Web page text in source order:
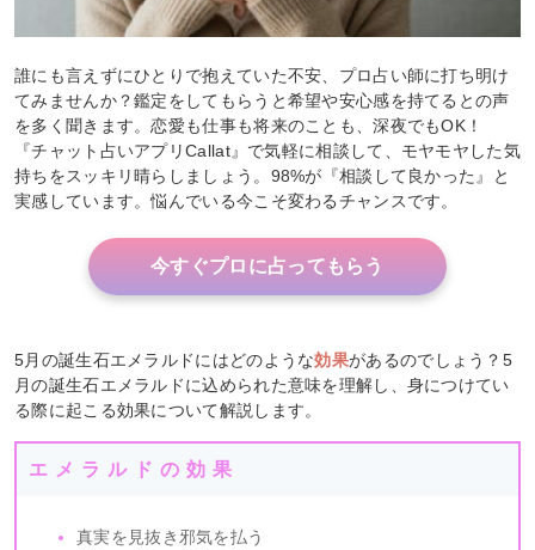
誰にも言えずにひとりで抱えていた不安、プロ占い師に打ち明け
てみませんか？鑑定をしてもらうと希望や安心感を持てるとの声
を多く聞きます。恋愛も仕事も将来のことも、深夜でもOK！
『チャット占いアプリCallat』で気軽に相談して、モヤモヤした気
持ちをスッキリ晴らしましょう。98%が『相談して良かった』と
実感しています。悩んでいる今こそ変わるチャンスです。
今すぐプロに占ってもらう
5月の誕生石エメラルドにはどのような効果があるのでしょう？5
月の誕生石エメラルドに込められた意味を理解し、身につけてい
る際に起こる効果について解説します。
エメラルドの効果
真実を見抜き邪気を払う